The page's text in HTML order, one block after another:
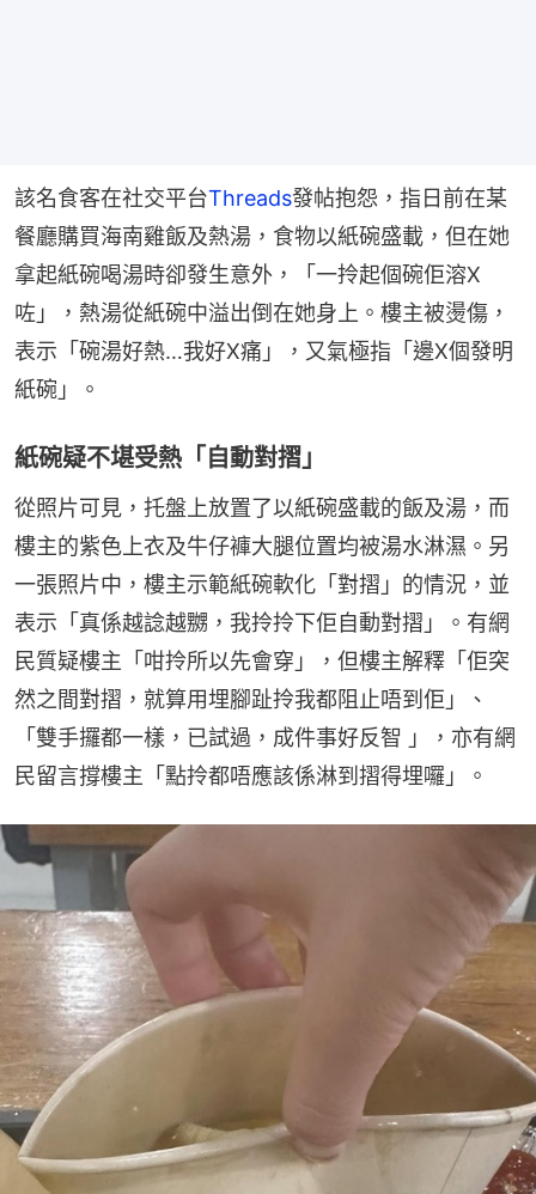
該名食客在社交平台Threads發帖抱怨，指日前在某
餐廳購買海南雞飯及熱湯，食物以紙碗盛載，但在她
拿起紙碗喝湯時卻發生意外，「一拎起個碗佢溶X
咗」，熱湯從紙碗中溢出倒在她身上。樓主被燙傷，
表示「碗湯好熱…我好X痛」，又氣極指「邊X個發明
紙碗」。
紙碗疑不堪受熱「自動對摺」
從照片可見，托盤上放置了以紙碗盛載的飯及湯，而
樓主的紫色上衣及牛仔褲大腿位置均被湯水淋濕。另
一張照片中，樓主示範紙碗軟化「對摺」的情況，並
表示「真係越諗越嬲，我拎拎下佢自動對摺」。有網
民質疑樓主「咁拎所以先會穿」，但樓主解釋「佢突
然之間對摺，就算用埋腳趾拎我都阻止唔到佢」、
「雙手攞都一樣，已試過，成件事好反智 」，亦有網
民留言撐樓主「點拎都唔應該係淋到摺得埋囉」。